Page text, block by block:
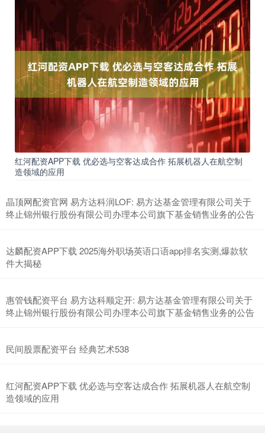
红河配资APP下载 优必选与空客达成合作 拓展机器人在航空制
造领域的应用
晶顶网配资官网 易方达科润LOF: 易方达基金管理有限公司关于
终止锦州银行股份有限公司办理本公司旗下基金销售业务的公告
达麟配资APP下载 2025海外职场英语口语app排名实测,爆款软
件大揭秘
惠管钱配资平台 易方达科顺定开: 易方达基金管理有限公司关于
终止锦州银行股份有限公司办理本公司旗下基金销售业务的公告
民间股票配资平台 经典艺术538
红河配资APP下载 优必选与空客达成合作 拓展机器人在航空制
造领域的应用